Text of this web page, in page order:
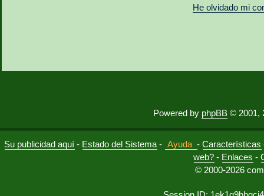
He olvidado mi
Powered by phpBB © 2001,
Su publicidad aquí - Estado del Sistema - Ayuda -Características
web? - Enlaces -
© 2000-2026